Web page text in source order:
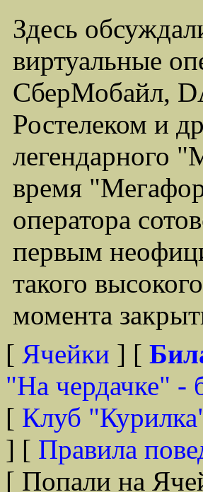
Здесь
виртуальные
СберМобайл,
Ростелеком и
легендарного
время
оператора
первым
такого
момента
[ Ячейки ] [
"На чердачке" -
[ Клуб
] [ Правила
[ Попали на